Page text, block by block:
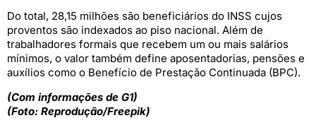
Do total, 28,15 milhões são beneficiários do INSS cujos
proventos são indexados ao piso nacional. Além de
trabalhadores formais que recebem um ou mais salários
mínimos, o valor também define aposentadorias, pensões e
auxílios como o Benefício de Prestação Continuada (BPC).
(Com informações de G1)
(Foto: Reprodução/Freepik)